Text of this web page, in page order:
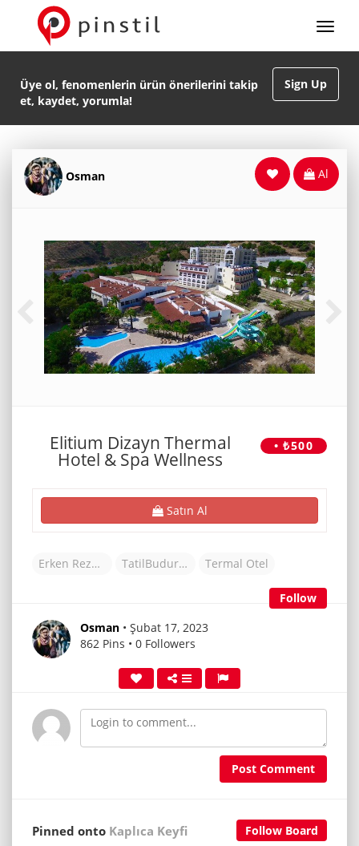
Sign Up
Üye ol, fenomenlerin ürün önerilerini takip
et, kaydet, yorumla!
Osman Al
• ₺500
Elitium Dizayn Thermal
Hotel & Spa Wellness
Satın Al
Erken Rezervasyon Otelleri TatilBudur Otel Termal Otel
Follow
Osman • Şubat 17, 2023
862 Pins • 0 Followers
Post Comment
Follow Board
Pinned onto Kaplıca Keyfi